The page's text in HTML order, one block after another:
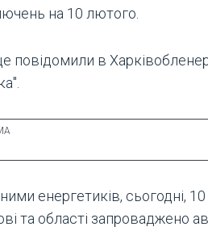
на 10 лютого.
повідомили в
енергетиків, сьогодні,
та області запроваджено